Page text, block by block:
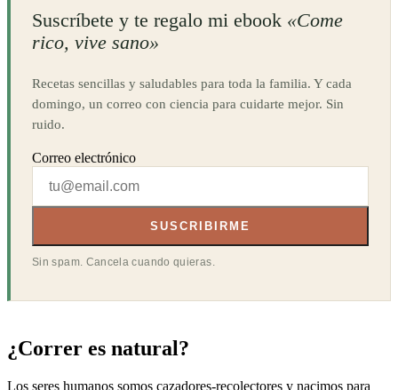
Suscríbete y te regalo mi ebook «Come
rico, vive sano»
Recetas sencillas y saludables para toda la familia. Y cada
domingo, un correo con ciencia para cuidarte mejor. Sin
ruido.
Correo electrónico
SUSCRIBIRME
Sin spam. Cancela cuando quieras.
¿Correr es natural?
Los seres humanos somos cazadores-recolectores y nacimos para